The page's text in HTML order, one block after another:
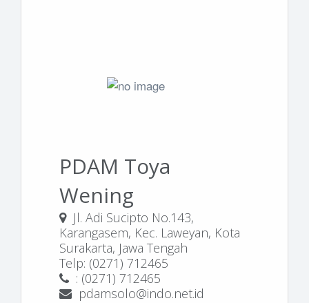
PDAM Toya
Wening
Jl. Adi Sucipto No.143,
Karangasem, Kec. Laweyan, Kota
Surakarta, Jawa Tengah
Telp: (0271) 712465
: (0271) 712465
pdamsolo@indo.net.id